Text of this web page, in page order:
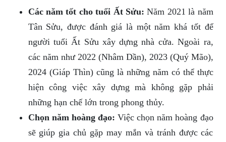
Các năm tốt cho tuổi Ất Sửu: Năm 2021 là năm
Tân Sửu, được đánh giá là một năm khá tốt để
người tuổi Ất Sửu xây dựng nhà cửa. Ngoài ra,
các năm như 2022 (Nhâm Dần), 2023 (Quý Mão),
2024 (Giáp Thìn) cũng là những năm có thể thực
hiện công việc xây dựng mà không gặp phải
những hạn chế lớn trong phong thủy.
Chọn năm hoàng đạo: Việc chọn năm hoàng đạo
sẽ giúp gia chủ gặp may mắn và tránh được các